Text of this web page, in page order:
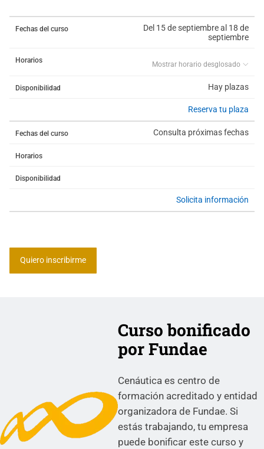
Fechas del curso
Del 15 de septiembre al 18 de
septiembre
Horarios Mostrar horario desglosado
Disponibilidad Hay plazas
Reserva tu plaza
Fechas del curso Consulta próximas fechas
Horarios
Disponibilidad
Solicita información
Quiero inscribirme
Curso bonificado
por Fundae
Cenáutica es centro de
formación acreditado y entidad
organizadora de Fundae. Si
estás trabajando, tu empresa
puede bonificar este curso y